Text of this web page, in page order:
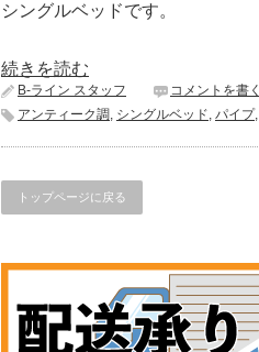
シングルベッドです。
続きを読む
B-ライン スタッフ コメントを書く
アンティーク調 , シングルベッド, パイプ,
トップページに戻る